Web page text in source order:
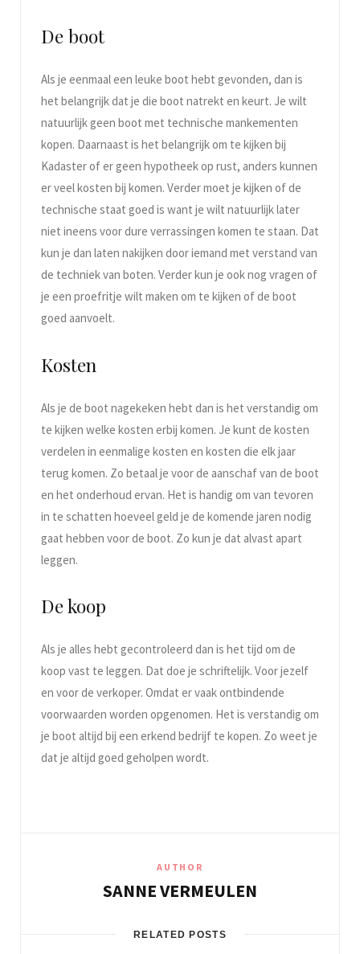
De boot
Als je eenmaal een leuke boot hebt gevonden, dan is
het belangrijk dat je die boot natrekt en keurt. Je wilt
natuurlijk geen boot met technische mankementen
kopen. Daarnaast is het belangrijk om te kijken bij
Kadaster of er geen hypotheek op rust, anders kunnen
er veel kosten bij komen. Verder moet je kijken of de
technische staat goed is want je wilt natuurlijk later
niet ineens voor dure verrassingen komen te staan. Dat
kun je dan laten nakijken door iemand met verstand van
de techniek van boten. Verder kun je ook nog vragen of
je een proefritje wilt maken om te kijken of de boot
goed aanvoelt.
Kosten
Als je de boot nagekeken hebt dan is het verstandig om
te kijken welke kosten erbij komen. Je kunt de kosten
verdelen in eenmalige kosten en kosten die elk jaar
terug komen. Zo betaal je voor de aanschaf van de boot
en het onderhoud ervan. Het is handig om van tevoren
in te schatten hoeveel geld je de komende jaren nodig
gaat hebben voor de boot. Zo kun je dat alvast apart
leggen.
De koop
Als je alles hebt gecontroleerd dan is het tijd om de
koop vast te leggen. Dat doe je schriftelijk. Voor jezelf
en voor de verkoper. Omdat er vaak ontbindende
voorwaarden worden opgenomen. Het is verstandig om
je boot altijd bij een erkend bedrijf te kopen. Zo weet je
dat je altijd goed geholpen wordt.
AUTHOR
SANNE VERMEULEN
RELATED POSTS